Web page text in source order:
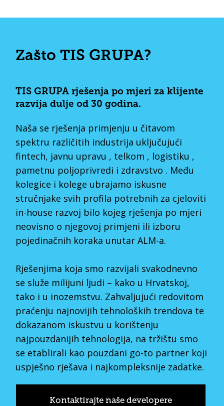
Zašto TIS GRUPA?
TIS GRUPA rješenja po mjeri za klijente
razvija dulje od 30 godina.
Naša se rješenja primjenju u čitavom
spektru različitih industrija uključujući
fintech, javnu upravu , telkom , logistiku ,
pametnu poljoprivredi i zdravstvo . Među
kolegice i kolege ubrajamo iskusne
stručnjake svih profila potrebnih za cjeloviti
in-house razvoj bilo kojeg rješenja po mjeri
neovisno o njegovoj primjeni ili izboru
pojedinačnih koraka unutar ALM-a.
Rješenjima koja smo razvijali svakodnevno
se služe milijuni ljudi – kako u Hrvatskoj,
tako i u inozemstvu. Zahvaljujući redovitom
praćenju najnovijih tehnoloških trendova te
dokazanom iskustvu u korištenju
najpouzdanijih tehnologija, na tržištu smo
se etablirali kao pouzdani go-to partner koji
uspješno rješava i najkompleksnije zadatke.
Kontaktirajte naše developere